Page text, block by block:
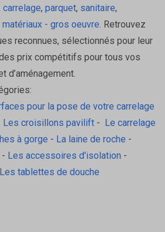
carrelage, parquet, sanitaire,
matériaux - gros oeuvre . Retrouvez
reconnues, sélectionnés pour leur
prix compétitifs pour tous vos
d’aménagement.
pour la pose de votre carrelage
Les croisillons pavilift- Le carrelage
à gorge - La laine de roche -
- Les accessoires d'isolation -
Les tablettes de douche